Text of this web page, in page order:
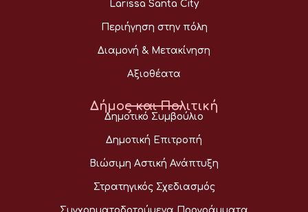
Larissa Santa City
Περιήγηση στην πόλη
Διαμονή & Μετακίνηση
Αξιοθέατα
Δήμος και Πολιτική
Δημοτικό Συμβούλιο
Δημοτική Επιτροπή
Βιώσιμη Αστική Ανάπτυξη
Στρατηγικός Σχεδιασμός